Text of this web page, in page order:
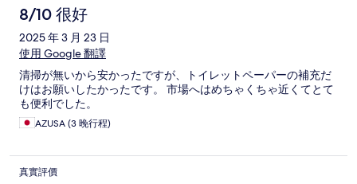
8/10 很好
2025 年 3 月 23 日
使用 Google 翻譯
清掃が無いから安かったですが、トイレットペーパーの補充だ
けはお願いしたかったです。 市場へはめちゃくちゃ近くてとて
も便利でした。
AZUSA (3 晚行程)
真實評價